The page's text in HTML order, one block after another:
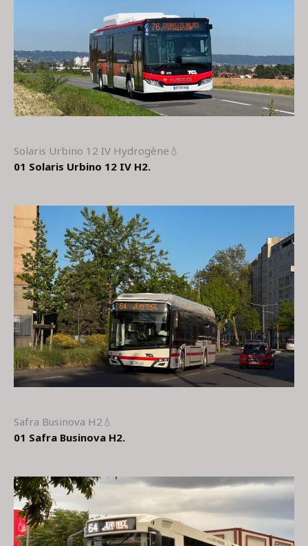
Solaris Urbino 12 IV Hydrogène💧
01 Solaris Urbino 12 IV H2.
Safra Businova H2💧
01 Safra Businova H2.